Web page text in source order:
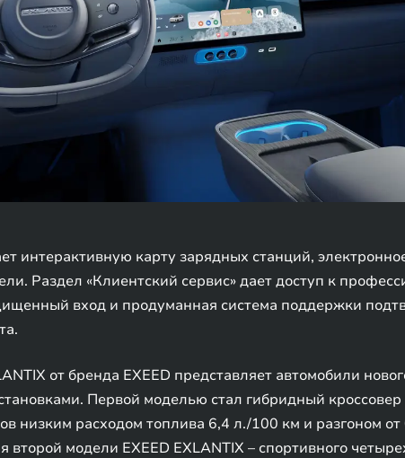
интерактивную карту зарядных станций,
Раздел «Клиентский сервис» дает доступ к
вход и продуманная система поддержки
от бренда EXEED представляет автомобили
Первой моделью стал гибридный
низким расходом топлива 6,4 л./100 км и разгоном
второй модели EXEED EXLANTIX – спортивного